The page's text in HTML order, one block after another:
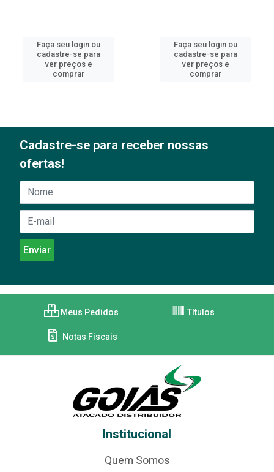
Faça seu login ou
cadastre-se para
ver preços e
comprar
Faça seu login ou
cadastre-se para
ver preços e
comprar
Cadastre-se para receber nossas
ofertas!
Meus Pedidos Títulos
Notas Fiscais
Institucional
Quem Somos